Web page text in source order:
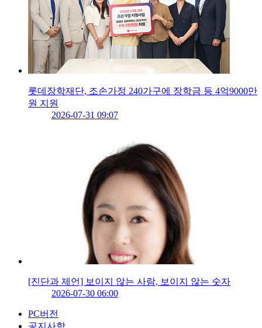
롯데장학재단, 조손가정 240가구에 장학금 등 4억9000만
원 지원
2026-07-31 09:07
[진단과 제언] 보이지 않는 사람, 보이지 않는 숫자
2026-07-30 06:00
PC버전